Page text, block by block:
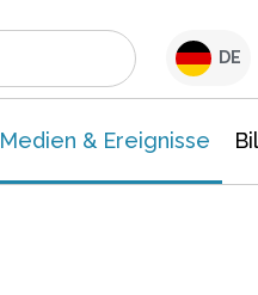
DE
Medien & Ereignisse